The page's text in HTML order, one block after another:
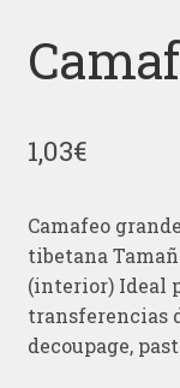
1,03€
Camafeo
tibetana
(interior) Ideal
transferencias
decoupage,